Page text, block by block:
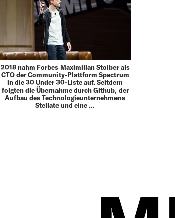
2018 nahm Forbes Maximilian Stoiber als
CTO der Community-Plattform Spectrum
in die 30 Under 30-Liste auf. Seitdem
folgten die Übernahme durch Github, der
Aufbau des Technologieunternehmens
Stellate und eine …